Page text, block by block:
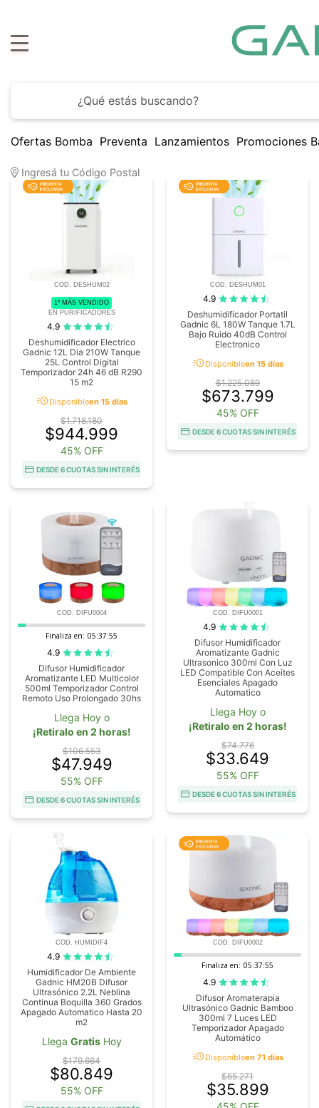
Ofertas Bomba Preventa Lanzamientos Promociones
Ingresá tu Código Postal
33
COD. DESHUM02
1º MÁS VENDIDO
EN PURIFICADORES
4.9
Deshumidificador Electrico
Gadnic 12L Dia 210W Tanque
25L Control Digital
Temporizador 24h 46 dB R290
15 m2
acuteDisponibleen 15 días
$1.718.180
$944.999
45% OFF
DESDE 6 CUOTAS SIN INTERÉS
COD. DESHUM01
4.9
Deshumidificador Portatil
Gadnic 6L 180W Tanque 1.7L
Bajo Ruido 40dB Control
Electronico
acuteDisponibleen 15 días
$1.225.089
$673.799
45% OFF
DESDE 6 CUOTAS SIN INTERÉS
COD. DIFU0004
Finaliza en: 05:37:54
4.9
Difusor Humidificador
Aromatizante LED Multicolor
500ml Temporizador Control
Remoto Uso Prolongado 30hs
Llega Hoy o
¡Retiralo en 2 horas!
$106.553
$47.949
55% OFF
DESDE 6 CUOTAS SIN INTERÉS
COD. DIFU0001
4.9
Difusor Humidificador
Aromatizante Gadnic
Ultrasonico 300ml Con Luz
LED Compatible Con Aceites
Esenciales Apagado
Automatico
Llega Hoy o
¡Retiralo en 2 horas!
$74.776
$33.649
55% OFF
DESDE 6 CUOTAS SIN INTERÉS
COD. HUMIDIF4
4.9
Humidificador De Ambiente
Gadnic HM20B Difusor
Ultrasónico 2.2L Neblina
Continua Boquilla 360 Grados
Apagado Automatico Hasta 20
m2
Llega GratisHoy
$179.664
$80.849
55% OFF
COD. DIFU0002
Finaliza en: 05:37:54
4.9
Difusor Aromaterapia
Ultrasónico Gadnic Bamboo
300ml 7 Luces LED
Temporizador Apagado
Automático
acuteDisponibleen 71 días
$65.271
$35.899